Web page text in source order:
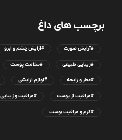
برچسب های داغ
#آرایش صورت #آرایش چشم و ابرو
#زیبایی طبیعی #سلامت پوست
#عطر و رایحه #لوازم آرایشی
#مراقبت از پوست #مراقبت و زیبایی
#کرم و مراقبت پوست